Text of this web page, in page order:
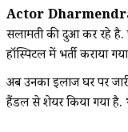
Actor
सलामती की दुआ कर रहे है.
हॉस्पिटल में भर्ती कराया
अब उनका इलाज घर पर
हैंडल से शेयर किया गया है.